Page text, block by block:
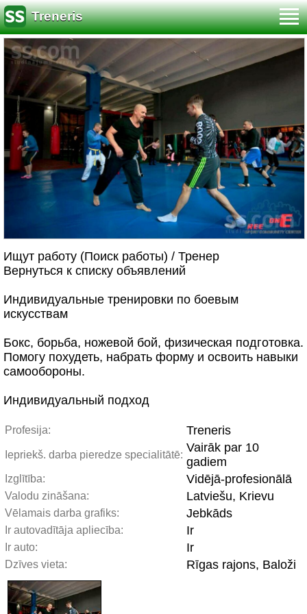
Treneris
Ищут работу (Поиск работы) / Тренер
Вернуться к списку объявлений
Индивидуальные тренировки по боевым
искусствам
Бокс, борьба, ножевой бой, физическая подготовка.
Помогу похудеть, набрать форму и освоить навыки
самообороны.
Индивидуальный подход
Profesija: Treneris
Iepriekš. darba pieredze specialitātē:
Vairāk par 10
gadiem
Izglītība: Vidējā-profesionālā
Valodu zināšana: Latviešu, Krievu
Vēlamais darba grafiks: Jebkāds
Ir autovadītāja apliecība: Ir
Ir auto: Ir
Dzīves vieta: Rīgas rajons, Baloži